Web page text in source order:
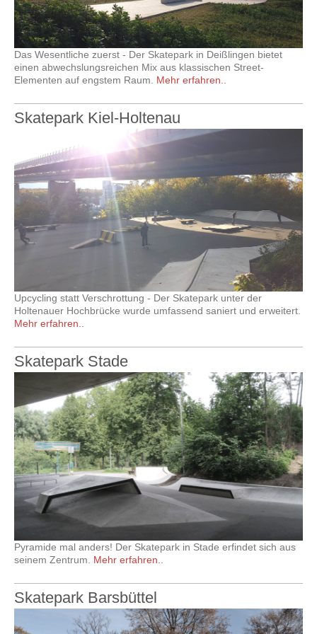
Das Wesentliche zuerst - Der Skatepark in Deißlingen bietet
einen abwechslungsreichen Mix aus klassischen Street-
Elementen auf engstem Raum. Mehr erfahren..
Skatepark Kiel-Holtenau
Upcycling statt Verschrottung - Der Skatepark unter der
Holtenauer Hochbrücke wurde umfassend saniert und erweitert.
Mehr erfahren..
Skatepark Stade
Pyramide mal anders! Der Skatepark in Stade erfindet sich aus
seinem Zentrum. Mehr erfahren..
Skatepark Barsbüttel